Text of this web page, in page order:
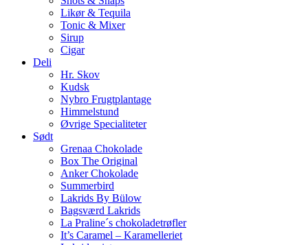
Likør & Tequila
Tonic & Mixer
Sirup
Cigar
Deli
Hr. Skov
Kudsk
Nybro Frugtplantage
Himmelstund
Øvrige Specialiteter
Sødt
Grenaa Chokolade
Box The Original
Anker Chokolade
Summerbird
Lakrids By Bülow
Bagsværd Lakrids
La Praline´s chokoladetrøfler
It’s Caramel – Karamelleriet